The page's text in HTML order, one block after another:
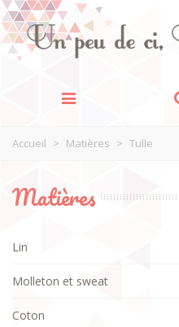
Accueil > Matières > Tulle
Matières
Lin
Molleton et sweat
Coton